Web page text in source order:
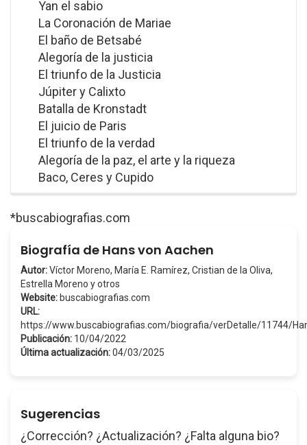
Yan el sabio
La Coronación de Mariae
El baño de Betsabé
Alegoría de la justicia
El triunfo de la Justicia
Júpiter y Calixto
Batalla de Kronstadt
El juicio de Paris
El triunfo de la verdad
Alegoría de la paz, el arte y la riqueza
Baco, Ceres y Cupido
*buscabiografias.com
Biografía de Hans von Aachen
Autor:Víctor Moreno, María E. Ramírez, Cristian de la Oliva,
Estrella Moreno y otros
Website: buscabiografias.com
URL:
https://www.buscabiografias.com/biografia/verDetalle/11744/
Publicación: 10/04/2022
Última actualización:04/03/2025
Sugerencias
¿Corrección? ¿Actualización? ¿Falta alguna bio?